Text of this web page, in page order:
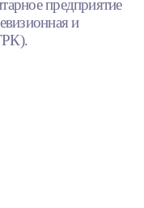
предприятие
и